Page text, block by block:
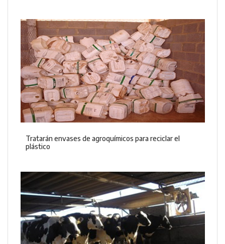
Tratarán envases de agroquímicos para reciclar el
plástico